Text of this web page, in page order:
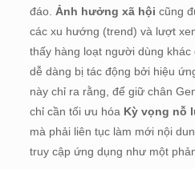
đáo. Ảnh hưởng xã hội cũng
các xu hướng (trend) và lượt
thấy hàng loạt người dùng khác
dễ dàng bị tác động bởi hiệu
này chỉ ra rằng, để giữ chân
chỉ cần tối ưu hóa Kỳ vọng nỗ
mà phải liên tục làm mới nội
truy cập ứng dụng như một